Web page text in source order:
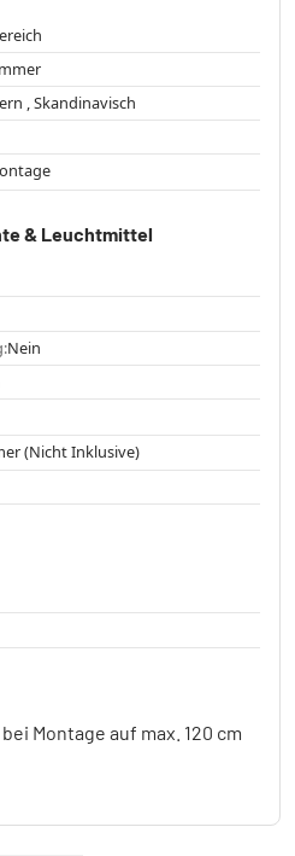
, Skandinavisch
& Leuchtmittel
Nein
(Nicht Inklusive)
Montage auf max. 120 cm